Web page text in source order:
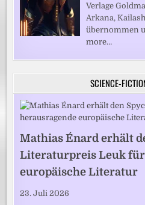
Verlage
Arkana,
übernommen
more…
SCIENCE-
Mathias Énard erhält
Literaturpreis Leuk für
europäische Literatur
23. Juli 2026